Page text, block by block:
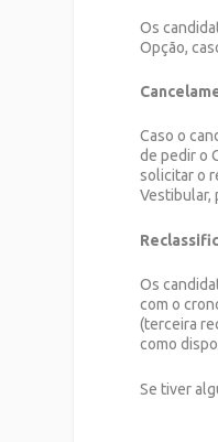
Os
Opção,
Caso o
de pedir o
solicitar o
Vestibular,
Os
com o
(terceira
como
Se tiver